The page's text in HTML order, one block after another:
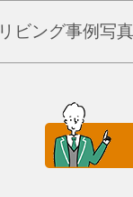
リビング事例写